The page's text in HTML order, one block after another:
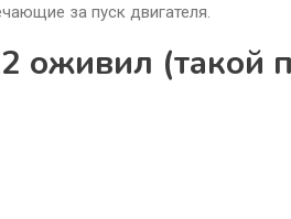
за пуск двигателя.
оживил (такой